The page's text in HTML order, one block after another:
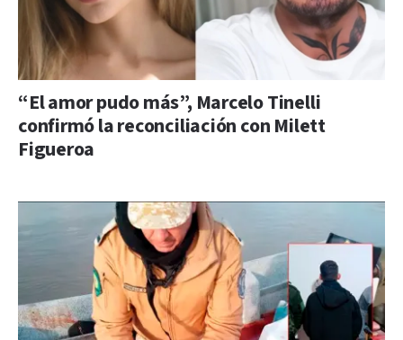
“El amor pudo más”, Marcelo Tinelli
confirmó la reconciliación con Milett
Figueroa